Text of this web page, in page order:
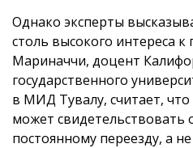
Однако эксперты
столь высокого интереса
Мариначчи, доцент
государственного
в МИД Тувалу, считает,
может свидетельствовать
постоянному переезду, а